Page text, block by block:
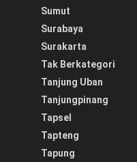
Sumut
Surabaya
Surakarta
Tak Berkategori
Tanjung Uban
Tanjungpinang
Tapsel
Tapteng
Tapung